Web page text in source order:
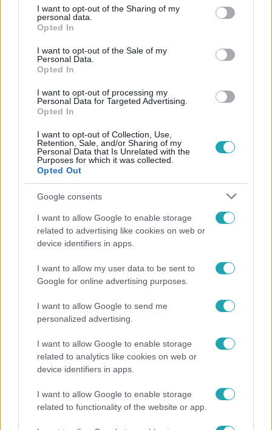
not limited to your visit or usage behaviour. You may click to
grant or deny consent to Google and its third-party tags to
use your data for below specified purposes in below Google
consent section.
I want to opt-out of the Sharing of my
personal data.
Opted In
I want to opt-out of the Sale of my
Personal Data.
Opted In
I want to opt-out of processing my
Personal Data for Targeted Advertising.
Opted In
I want to opt-out of Collection, Use,
Retention, Sale, and/or Sharing of my
Personal Data that Is Unrelated with the
Purposes for which it was collected.
Opted Out
Google consents
I want to allow Google to enable storage
related to advertising like cookies on web or
device identifiers in apps.
I want to allow my user data to be sent to
Google for online advertising purposes.
I want to allow Google to send me
personalized advertising.
I want to allow Google to enable storage
related to analytics like cookies on web or
device identifiers in apps.
I want to allow Google to enable storage
related to functionality of the website or app.
SOLOMON ZSUZSANNA #VITA #VESZEKEDÉS
Népszerű
„Attól féltem, nem fogja túlélni” – megrázó